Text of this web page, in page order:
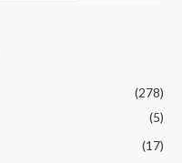
(278)
(5)
(17)